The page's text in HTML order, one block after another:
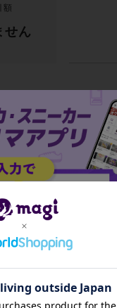
額
せん
がありません
招待コード